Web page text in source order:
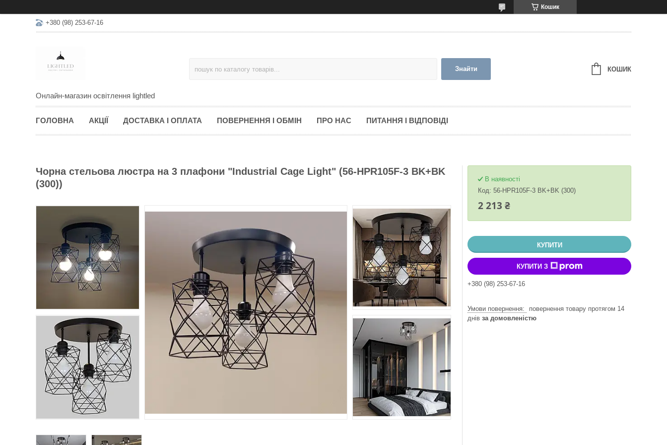
Кошик
+380 (98) 253-67-16
Онлайн-магазин освітлення lightled
Знайти КОШИК
ГОЛОВНА АКЦІЇ ДОСТАВКА І ОПЛАТА ПОВЕРНЕННЯ І ОБМІН ПРО НАС ПИТАННЯ І ВІДПОВІДІ
Чорна стельова люстра на 3 плафони "Industrial Cage Light" (56-HPR105F-3 BK+BK
(300))
В наявності
Код: 56-HPR105F-3 BK+BK (300)
2 213 ₴
КУПИТИ
КУПИТИ З
+380 (98) 253-67-16
повернення товару протягом 14
днів за домовленістю